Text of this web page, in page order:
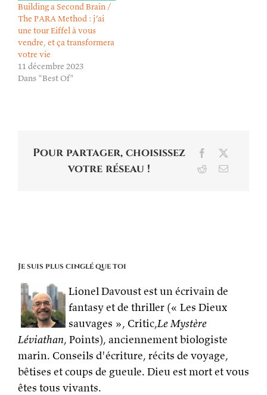
Building a Second Brain /
The PARA Method : j’ai
une tour Eiffel à vous
vendre, et ça transformera
votre vie
11 décembre 2023
Dans "Best Of"
Pour partager, choisissez
votre réseau !
Facebook
RedditEmail
Je suis plus cinglé que toi
Lionel Davoust est un écrivain de
fantasy et de thriller (« Les Dieux
sauvages », Critic,Le Mystère
Léviathan, Points), anciennement biologiste
marin. Conseils d'écriture, récits de voyage,
bêtises et coups de gueule. Dieu est mort et vous
êtes tous vivants.